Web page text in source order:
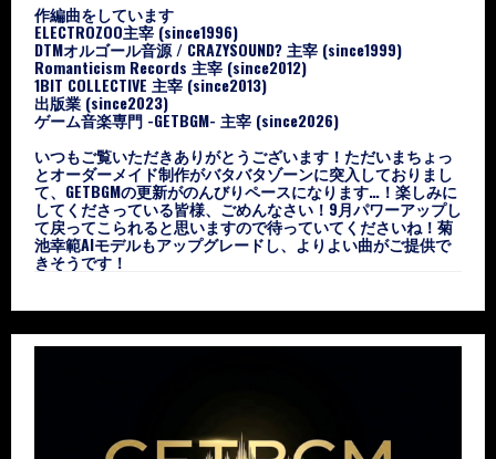
作編曲をしています
ELECTROZOO主宰 (since1996)
DTMオルゴール音源 / CRAZYSOUND? 主宰 (since1999)
Romanticism Records 主宰 (since2012)
1BIT COLLECTIVE 主宰 (since2013)
出版業 (since2023)
ゲーム音楽専門 -GETBGM- 主宰 (since2026)
いつもご覧いただきありがとうございます！ただいまちょっ
とオーダーメイド制作がバタバタゾーンに突入しておりまし
て、GETBGMの更新がのんびりペースになります…！楽しみに
してくださっている皆様、ごめんなさい！9月パワーアップし
て戻ってこられると思いますので待っていてくださいね！菊
池幸範AIモデルもアップグレードし、よりよい曲がご提供で
きそうです！